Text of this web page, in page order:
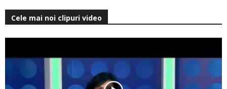
Cele mai noi clipuri video